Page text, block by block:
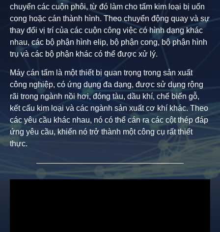
chuyển các cuộn phôi, từ đó làm cho tấm kim loại bị uốn
cong hoặc cán thành hình. Theo chuyển động quay và sự
thay đổi vị trí của các cuộn công việc có hình dạng khác
nhau, các bộ phận hình elip, bộ phận cong, bộ phận hình
trụ và các bộ phận khác có thể được xử lý.
Máy cán tấm là một thiết bị quan trọng trong sản xuất
công nghiệp, có ứng dụng đa dạng, được sử dụng rộng
rãi trong ngành nồi hơi, đóng tàu, dầu khí, chế biến gỗ,
kết cấu kim loại và các ngành sản xuất cơ khí khác. Theo
các yêu cầu khác nhau, nó có thể cán ra các cột thép đáp
ứng yêu cầu, khiến nó trở thành một công cụ rất thiết
thực.